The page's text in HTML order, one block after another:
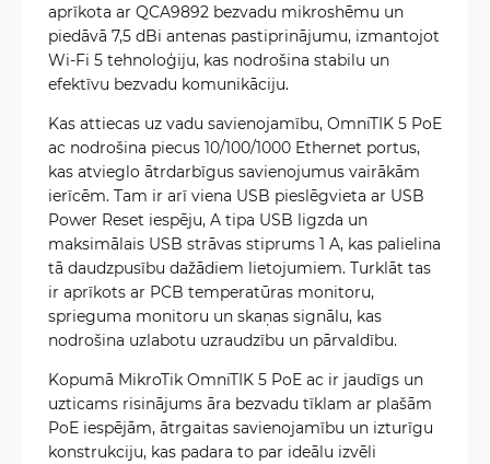
aprīkota ar QCA9892 bezvadu mikroshēmu un
piedāvā 7,5 dBi antenas pastiprinājumu, izmantojot
Wi-Fi 5 tehnoloģiju, kas nodrošina stabilu un
efektīvu bezvadu komunikāciju.
Kas attiecas uz vadu savienojamību, OmniTIK 5 PoE
ac nodrošina piecus 10/100/1000 Ethernet portus,
kas atvieglo ātrdarbīgus savienojumus vairākām
ierīcēm. Tam ir arī viena USB pieslēgvieta ar USB
Power Reset iespēju, A tipa USB ligzda un
maksimālais USB strāvas stiprums 1 A, kas palielina
tā daudzpusību dažādiem lietojumiem. Turklāt tas
ir aprīkots ar PCB temperatūras monitoru,
sprieguma monitoru un skaņas signālu, kas
nodrošina uzlabotu uzraudzību un pārvaldību.
Kopumā MikroTik OmniTIK 5 PoE ac ir jaudīgs un
uzticams risinājums āra bezvadu tīklam ar plašām
PoE iespējām, ātrgaitas savienojamību un izturīgu
konstrukciju, kas padara to par ideālu izvēli